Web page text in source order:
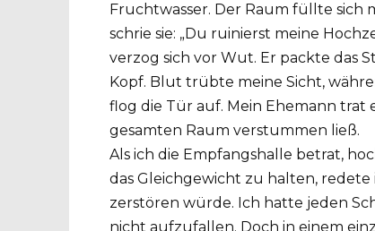
Fruchtwasser. Der Raum füllte
schrie sie: „Du ruinierst meine
verzog sich vor Wut. Er packte das
Kopf. Blut trübte meine Sicht,
flog die Tür auf. Mein Ehemann trat
gesamten Raum verstummen ließ.
Als ich die Empfangshalle betrat,
das Gleichgewicht zu halten, redete
zerstören würde. Ich hatte jeden
nicht aufzufallen. Doch in einem